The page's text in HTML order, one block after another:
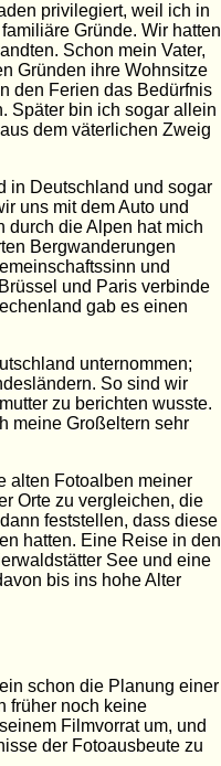
privilegiert, weil ich in
Gründe. Wir hatten
Schon mein Vater,
Gründen ihre Wohnsitze
den Ferien das Bedürfnis
Später bin ich sogar allein
dem väterlichen Zweig
in Deutschland und sogar
uns mit dem Auto und
durch die Alpen hat mich
Bergwanderungen
und
und Paris verbinde
gab es einen
unternommen;
So sind wir
zu berichten wusste.
meine Großeltern sehr
alten Fotoalben meiner
Orte zu vergleichen, die
feststellen, dass diese
hatten. Eine Reise in den
See und eine
bis ins hohe Alter
schon die Planung einer
früher noch keine
Filmvorrat um, und
der Fotoausbeute zu